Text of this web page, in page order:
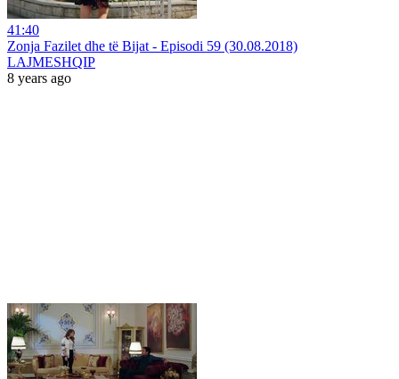
41:40
Zonja Fazilet dhe të Bijat - Episodi 59 (30.08.2018)
LAJMESHQIP
8 years ago